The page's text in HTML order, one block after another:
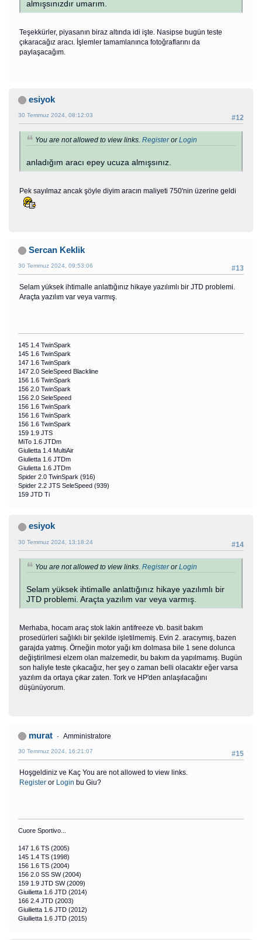
almışsınızdır umarım.
Teşekkürler, piyasanın biraz altında idi işte. Nasipse bugün teste
çıkaracağız aracı. İşlemler tamamlanınca fotoğraflarını da
paylaşacağım.
esiyok
#12
30 Temmuz 2024, 08:12:03
You are not allowed to view links. RegisterorLogin
anladığım aracı epey ucuza almışsınız.
Pek sayılmaz ancak şöyle diyim aracın maliyeti 750'nin üzerine geldi
Sercan Keklik
#13
30 Temmuz 2024, 09:53:06
Selam yüksek ihtimalle anlattığınız hikaye yazılımlı bir JTD problemi.
Araçta yazılım var veya varmış.
145 1.4 TwinSpark
145 1.6 TwinSpark
147 1.6 TwinSpark
147 2.0 SeleSpeed Blackline
156 1.6 TwinSpark
156 2.0 TwinSpark
156 2.0 SeleSpeed
156 1.6 TwinSpark
156 1.6 TwinSpark
156 1.6 TwinSpark
159 1.9 JTS
MiTo 1.6 JTDm
Giulietta 1.4 MultiAir
Giulietta 1.6 JTDm
Giulietta 1.6 JTDm
Spider 2.0 TwinSpark (916)
Spider 2.2 JTS SeleSpeed (939)
159 JTD Ti
esiyok
#14
30 Temmuz 2024, 13:18:24
You are not allowed to view links. RegisterorLogin
Selam yüksek ihtimalle anlattığınız hikaye yazılımlı bir
JTD problemi. Araçta yazılım var veya varmış.
Merhaba, hocam araç stok lakin antifreeze vb. basit bakım
prosedürleri sağlıklı bir şekilde işletilmemiş. Evin 2. aracıymış, bazen
garajda yatmış. Örneğin motor yağı km dolmasa bile 1 sene dolunca
değiştirilmesi elzem olan malzemedir, bu bakım da yapılmamış. Bugün
son haliyle teste çıkacağız, her şey o zaman belli olacaktır eğer varsa
yazılım da ortaya çıkar zaten. Tork ve HP'den anlaşılacağını
düşünüyorum.
murat Amministratore
#15
30 Temmuz 2024, 16:21:07
Hoşgeldiniz ve Kaç You are not allowed to view links.
Register or Login bu Giu?
Cuore Sportivo...
147 1.6 TS (2005)
145 1.4 TS (1998)
156 1.6 TS (2004)
156 2.0 SS SW (2004)
159 1.9 JTD SW (2009)
Giuilietta 1.6 JTD (2014)
166 2.4 JTD (2003)
Giuilietta 1.6 JTD (2012)
Giuilietta 1.6 JTD (2015)